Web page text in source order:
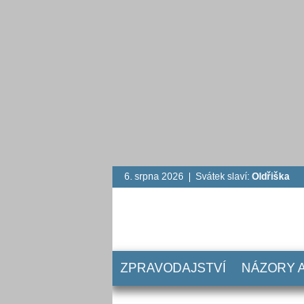
6. srpna 2026 | Svátek slaví: Oldřiška
ZPRAVODAJSTVÍ NÁZORY